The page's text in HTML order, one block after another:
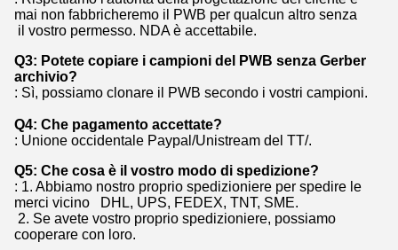
mai non fabbricheremo il PWB per qualcun altro senza
il vostro permesso. NDA è accettabile.
Q3: Potete copiare i campioni del PWB senza Gerber
archivio?
: Sì, possiamo clonare il PWB secondo i vostri campioni.
Q4: Che pagamento accettate?
: Unione occidentale Paypal/Unistream del TT/.
Q5: Che cosa è il vostro modo di spedizione?
: 1. Abbiamo nostro proprio spedizioniere per spedire le
merci vicino DHL, UPS, FEDEX, TNT, SME.
2. Se avete vostro proprio spedizioniere, possiamo
cooperare con loro.